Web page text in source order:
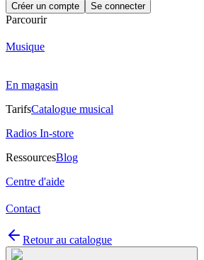
Créer un compte Se connecter
Parcourir
Musique
En magasin
TarifsCatalogue musical
Radios In-store
RessourcesBlog
Centre d'aide
Contact
Retour au catalogue